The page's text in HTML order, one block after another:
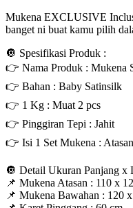
Mukena EXCLUSIVE
banget ni buat kamu pilih
🔘 Spesifikasi Produk :
👉 Nama Produk : Mukena
👉 Bahan : Baby Satinsilk
👉 1 Kg : Muat 2 pcs
👉 Pinggiran Tepi : Jahit
👉 Isi 1 Set Mukena :
🔘 Detail Ukuran Panjang x
📌 Mukena Atasan : 110 x
📌 Mukena Bawahan : 120